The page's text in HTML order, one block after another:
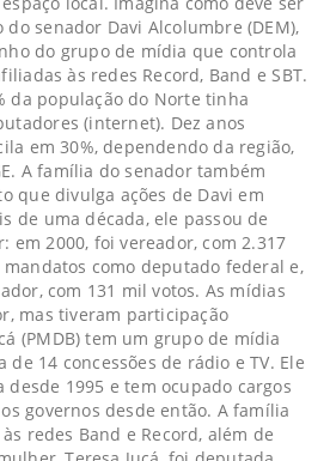
senador Davi Alcolumbre (DEM),
do grupo de mídia que controla
às redes Record, Band e SBT.
da população do Norte tinha
(internet). Dez anos
em 30%, dependendo da região,
A família do senador também
que divulga ações de Davi em
de uma década, ele passou de
em 2000, foi vereador, com 2.317
como deputado federal e,
com 131 mil votos. As mídias
mas tiveram participação
(PMDB) tem um grupo de mídia
de 14 concessões de rádio e TV. Ele
desde 1995 e tem ocupado cargos
governos desde então. A família
redes Band e Record, além de